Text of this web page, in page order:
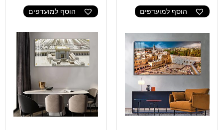
הוסף למועדפים הוסף למועדפים